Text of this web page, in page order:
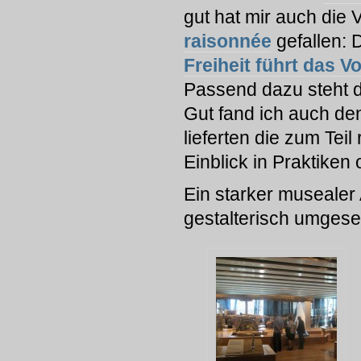
gut hat mir auch die
raisonnée gefallen:
Freiheit führt das
Passend dazu steht
Gut fand ich auch
lieferten die zum
Einblick in Praktiken
Ein starker
gestalterisch